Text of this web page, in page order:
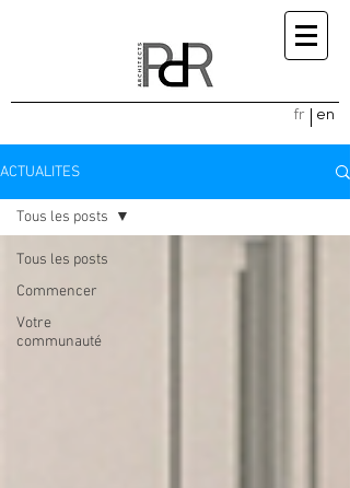
fr en
ACTUALITES
Tous les posts
Commencer
Votre
communauté
Tous les posts